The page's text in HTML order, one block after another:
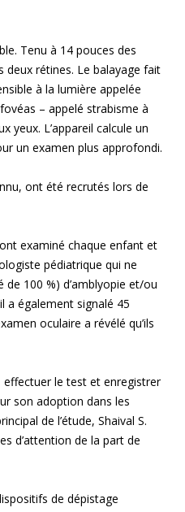
Tenu à 14 pouces des
deux rétines. Le balayage fait
à la lumière appelée
– appelé strabisme à
yeux. L’appareil calcule un
un examen plus approfondi.
ont été recrutés lors de
examiné chaque enfant et
pédiatrique qui ne
de 100 %) d’amblyopie et/ou
a également signalé 45
oculaire a révélé qu’ils
effectuer le test et enregistrer
son adoption dans les
de l’étude, Shaival S.
d’attention de la part de
de dépistage